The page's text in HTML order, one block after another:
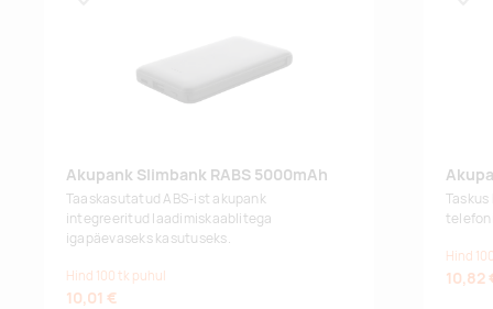
Akupank Slimbank RABS 5000mAh
Taaskasutatud ABS-ist akupank
integreeritud laadimiskaablitega
igapäevaseks kasutuseks.
Hind 100 tk puhul
10,01 €
Hind
10,82